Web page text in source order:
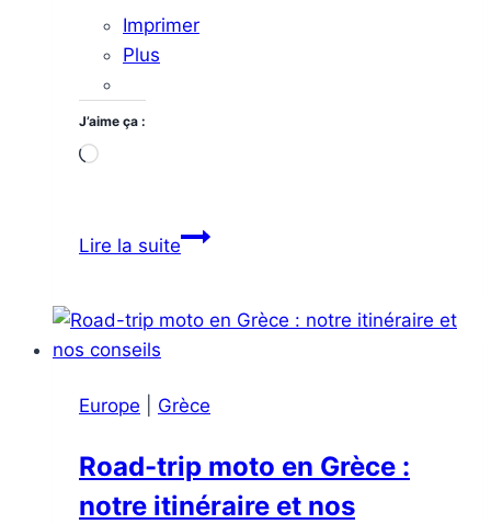
Imprimer
Plus
J’aime ça :
Chargement…
Lire la suiteSéjour
l’île
visages:
côté
fête
Europe Grèce
Road-trip moto en Grèce :
notre itinéraire et nos